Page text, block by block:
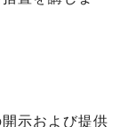
示および提供